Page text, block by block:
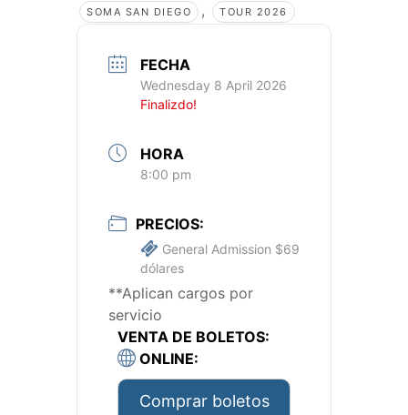
SOMA SAN DIEGO , TOUR 2026
FECHA
Wednesday 8 April 2026
Finalizdo!
HORA
8:00 pm
PRECIOS:
General Admission $69
dólares
**Aplican cargos por
servicio
VENTA DE BOLETOS:
ONLINE:
Comprar boletos